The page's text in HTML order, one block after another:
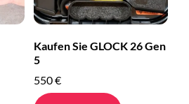
Kaufen Sie GLOCK 26 Gen
5
550€